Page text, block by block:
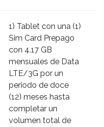
1) Tablet con una (1)
Sim Card Prepago
con 4.17 GB
mensuales de Data
LTE/3G por un
periodo de doce
(12) meses hasta
completar un
volumen total de